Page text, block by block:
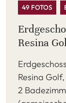
49 FOTOS
Resina
Resina
2